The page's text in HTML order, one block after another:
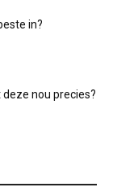
in?
nou precies?